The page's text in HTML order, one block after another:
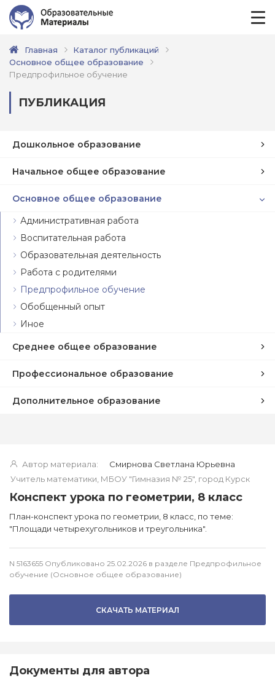
Главная
Каталог публикаций
Основное общее образование
Предпрофильное обучение
ПУБЛИКАЦИЯ
Дошкольное образование
Начальное общее образование
Основное общее образование
Административная работа
Воспитательная работа
Образовательная деятельность
Работа с родителями
Предпрофильное обучение
Обобщенный опыт
Иное
Среднее общее образование
Профессиональное образование
Дополнительное образование
Автор материала:
Смирнова Светлана Юрьевна
Учитель математики, МБОУ "Гимназия № 25", город Курск
Конспект урока по геометрии, 8 класс
План-конспект урока по геометрии, 8 класс, по теме:
"Площади четырехугольников и треугольника".
N 5163655 Опубликовано 25.02.2026 в разделе Предпрофильное
обучение (Основное общее образование)
СКАЧАТЬ МАТЕРИАЛ
Документы для автора